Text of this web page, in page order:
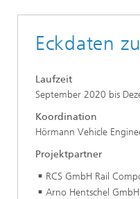
Eckdaten
Laufzeit
September 2020 bis
Koordination
Hörmann Vehicle
Projektpartner
RCS GmbH Rail
Arno Hentschel GmbH